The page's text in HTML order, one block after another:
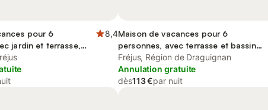
pour 6
jardin et terrasse,
8,4Maison de vacances pour 6
personnes, avec terrasse et bassin
pour enfant
Fréjus, Région de Draguignan
Annulation gratuite
dès113 €par nuit